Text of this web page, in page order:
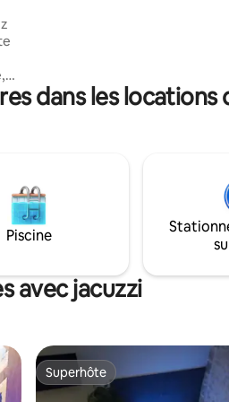
dans les
Piscine
avec jacuzzi
Superhôte
Superhôte